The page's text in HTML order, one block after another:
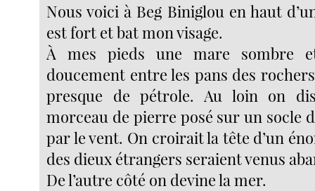
Nous voici à Beg Biniglou en haut
est fort et bat mon visage.
À mes pieds une mare sombre
doucement entre les pans des
presque de pétrole. Au loin on
morceau de pierre posé sur un socle
par le vent. On croirait la tête d’un
des dieux étrangers seraient venus
De l’autre côté on devine la mer.